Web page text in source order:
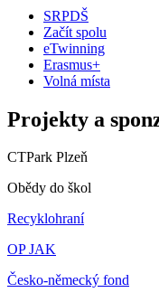
SRPDŠ
Začít spolu
eTwinning
Erasmus+
Volná místa
Projekty a
CTPark Plzeň
Obědy do škol
Recyklohraní
OP JAK
Česko-německý fond